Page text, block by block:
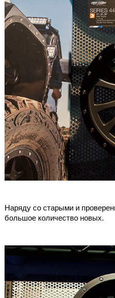
Наряду со старыми и
большое количество новых.